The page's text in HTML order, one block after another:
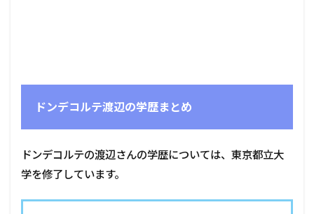
ドンデコルテ渡辺の学歴まとめ
ドンデコルテの渡辺さんの学歴については、東京都立大
学を修了しています。